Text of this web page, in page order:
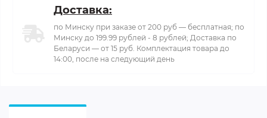
Доставка:
по Минску при заказе от 200 руб — бесплатная; по
Минску до 199.99 рублей - 8 рублей; Доставка по
Беларуси — от 15 руб. Комплектация товара до
14:00, после на следующий день